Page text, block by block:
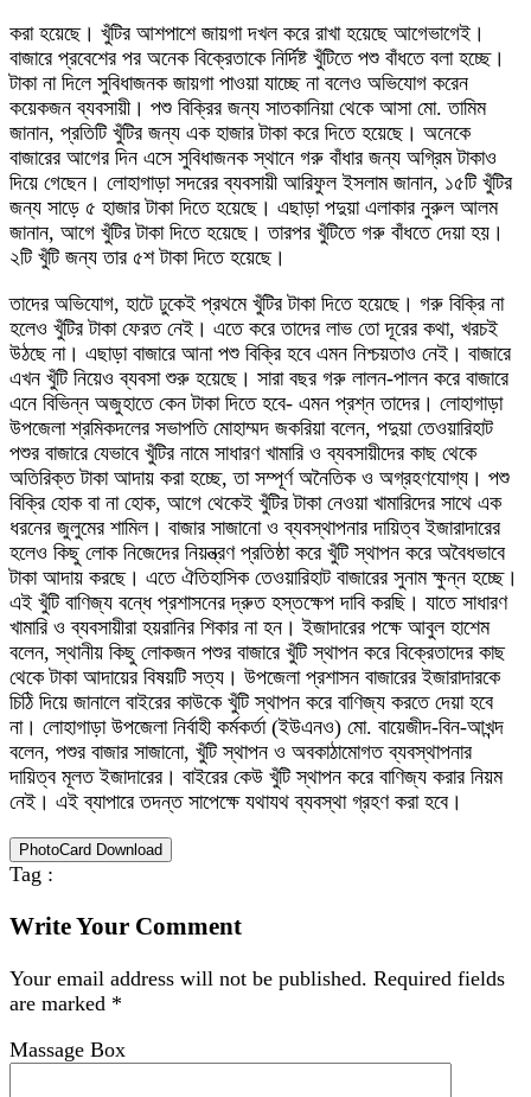
করা হয়েছে। খুঁটির আশপাশে জায়গা দখল করে রাখা হয়েছে আগেভাগেই।
বাজারে প্রবেশের পর অনেক বিক্রেতাকে নির্দিষ্ট খুঁটিতে পশু বাঁধতে বলা হচ্ছে।
টাকা না দিলে সুবিধাজনক জায়গা পাওয়া যাচ্ছে না বলেও অভিযোগ করেন
কয়েকজন ব্যবসায়ী। পশু বিক্রির জন্য সাতকানিয়া থেকে আসা মো. তামিম
জানান, প্রতিটি খুঁটির জন্য এক হাজার টাকা করে দিতে হয়েছে। অনেকে
বাজারের আগের দিন এসে সুবিধাজনক স্থানে গরু বাঁধার জন্য অগ্রিম টাকাও
দিয়ে গেছেন। লোহাগাড়া সদরের ব্যবসায়ী আরিফুল ইসলাম জানান, ১৫টি খুঁটির
জন্য সাড়ে ৫ হাজার টাকা দিতে হয়েছে। এছাড়া পদুয়া এলাকার নুরুল আলম
জানান, আগে খুঁটির টাকা দিতে হয়েছে। তারপর খুঁটিতে গরু বাঁধতে দেয়া হয়।
২টি খুঁটি জন্য তার ৫শ টাকা দিতে হয়েছে।
তাদের অভিযোগ, হাটে ঢুকেই প্রথমে খুঁটির টাকা দিতে হয়েছে। গরু বিক্রি না
হলেও খুঁটির টাকা ফেরত নেই। এতে করে তাদের লাভ তো দূরের কথা, খরচই
উঠছে না। এছাড়া বাজারে আনা পশু বিক্রি হবে এমন নিশ্চয়তাও নেই। বাজারে
এখন খুঁটি নিয়েও ব্যবসা শুরু হয়েছে। সারা বছর গরু লালন-পালন করে বাজারে
এনে বিভিন্ন অজুহাতে কেন টাকা দিতে হবে- এমন প্রশ্ন তাদের। লোহাগাড়া
উপজেলা শ্রমিকদলের সভাপতি মোহাম্মদ জকরিয়া বলেন, পদুয়া তেওয়ারিহাট
পশুর বাজারে যেভাবে খুঁটির নামে সাধারণ খামারি ও ব্যবসায়ীদের কাছ থেকে
অতিরিক্ত টাকা আদায় করা হচ্ছে, তা সম্পূর্ণ অনৈতিক ও অগ্রহণযোগ্য। পশু
বিক্রি হোক বা না হোক, আগে থেকেই খুঁটির টাকা নেওয়া খামারিদের সাথে এক
ধরনের জুলুমের শামিল। বাজার সাজানো ও ব্যবস্থাপনার দায়িত্ব ইজারাদারের
হলেও কিছু লোক নিজেদের নিয়ন্ত্রণ প্রতিষ্ঠা করে খুঁটি স্থাপন করে অবৈধভাবে
টাকা আদায় করছে। এতে ঐতিহাসিক তেওয়ারিহাট বাজারের সুনাম ক্ষুন্ন হচ্ছে।
এই খুঁটি বাণিজ্য বন্ধে প্রশাসনের দ্রুত হস্তক্ষেপ দাবি করছি। যাতে সাধারণ
খামারি ও ব্যবসায়ীরা হয়রানির শিকার না হন। ইজাদারের পক্ষে আবুল হাশেম
বলেন, স্থানীয় কিছু লোকজন পশুর বাজারে খুঁটি স্থাপন করে বিক্রেতাদের কাছ
থেকে টাকা আদায়ের বিষয়টি সত্য। উপজেলা প্রশাসন বাজারের ইজারাদারকে
চিঠি দিয়ে জানালে বাইরের কাউকে খুঁটি স্থাপন করে বাণিজ্য করতে দেয়া হবে
না। লোহাগাড়া উপজেলা নির্বাহী কর্মকর্তা (ইউএনও) মো. বায়েজীদ-বিন-আখন্দ
বলেন, পশুর বাজার সাজানো, খুঁটি স্থাপন ও অবকাঠামোগত ব্যবস্থাপনার
দায়িত্ব মূলত ইজাদারের। বাইরের কেউ খুঁটি স্থাপন করে বাণিজ্য করার নিয়ম
নেই। এই ব্যাপারে তদন্ত সাপেক্ষে যথাযথ ব্যবস্থা গ্রহণ করা হবে।
PhotoCard Download
Tag :
Write Your Comment
Your email address will not be published. Required fields
are marked *
Massage Box